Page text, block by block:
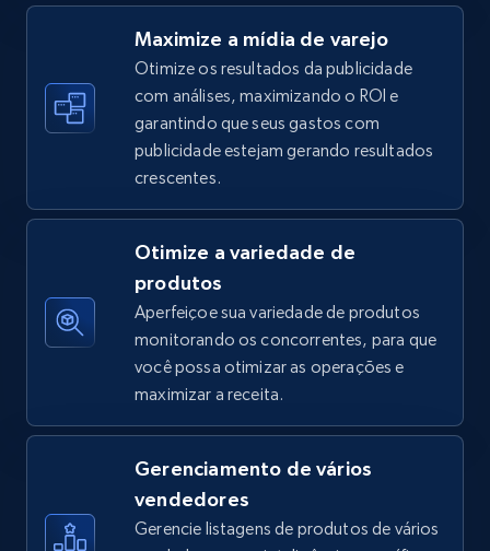
TikTok Shop - Collect TikTok shop products
by keywords search
URL, Title, Available, Description, Currency, Initial
price, Final price, Discount percent, and more.
TikTok Shop - discover records by shop url
price, Final price, Discount percent, and more.
668+
Maximize a mídia de varejo
Otimize os resultados da publicidade
com análises, maximizando o ROI e
garantindo que seus gastos com
publicidade estejam gerando resultados
crescentes.
Otimize a variedade de
produtos
Aperfeiçoe sua variedade de produtos
monitorando os concorrentes, para que
você possa otimizar as operações e
maximizar a receita.
Gerenciamento de vários
vendedores
Gerencie listagens de produtos de vários